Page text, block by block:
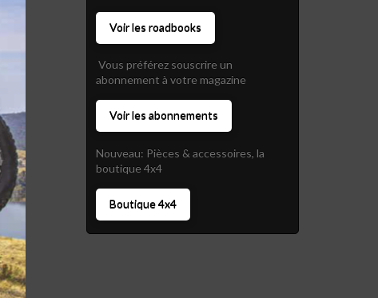
Voir les roadbooks
Vous préférez souscrire un
abonnement à votre magazine
Voir les abonnements
Nouveau: Pièces & accessoires, la
boutique 4x4
Boutique 4x4